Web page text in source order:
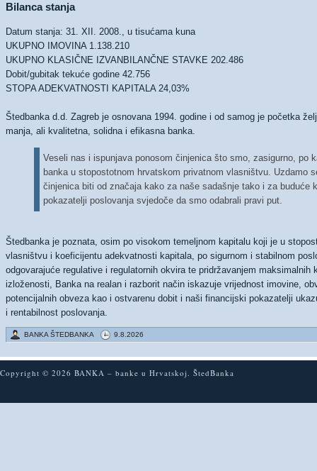
Bilanca stanja
Datum stanja: 31. XII. 2008., u tisućama kuna
UKUPNO IMOVINA 1.138.210
UKUPNO KLASIČNE IZVANBILANČNE STAVKE 202.486
Dobit/gubitak tekuće godine 42.756
STOPA ADEKVATNOSTI KAPITALA 24,03%
Štedbanka d.d. Zagreb je osnovana 1994. godine i od samog je početka
manja, ali kvalitetna, solidna i efikasna banka.
Veseli nas i ispunjava ponosom činjenica što smo, zasigurno, po
banka u stopostotnom hrvatskom privatnom vlasništvu. Uzdamo
činjenica biti od značaja kako za naše sadašnje tako i za buduće
pokazatelji poslovanja svjedoče da smo odabrali pravi put.
Štedbanka je poznata, osim po visokom temeljnom kapitalu koji je u
vlasništvu i koeficijentu adekvatnosti kapitala, po sigurnom i stabilnom
odgovarajuće regulative i regulatornih okvira te pridržavanjem maksimalnih
izloženosti, Banka na realan i razborit način iskazuje vrijednost imovine,
potencijalnih obveza kao i ostvarenu dobit i naši financijski pokazatelji
i rentabilnost poslovanja.
BANKA ŠTEDBANKA 9.8.2026
Copyright © 2026 BANKA – banke u Hrvatskoj. ŠtedBanka